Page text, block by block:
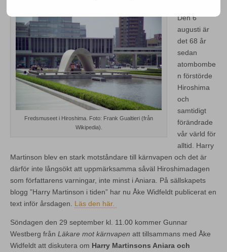
Fredsmuseet i Hiroshima. Foto: Frank Gualtieri (från
Wikipedia).
Den 6
augusti är
det 68 år
sedan
atombombe
n förstörde
Hiroshima
och
samtidigt
förändrade
vår värld för
alltid. Harry
Martinson blev en stark motståndare till kärnvapen och det är
därför inte långsökt att uppmärksamma såväl Hiroshimadagen
som författarens varningar, inte minst i Aniara. På sällskapets
blogg ”Harry Martinson i tiden” har nu Åke Widfeldt publicerat en
text inför årsdagen. Läs den här.
Söndagen den 29 september kl. 11.00 kommer Gunnar
Westberg från Läkare mot kärnvapen att tillsammans med Åke
Widfeldt att diskutera om Harry Martinsons Aniara och